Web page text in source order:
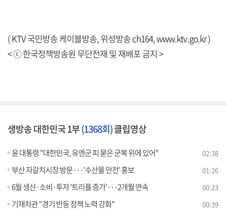
( KTV 국민방송 케이블방송, 위성방송 ch164,www.ktv.go.kr)
< ⓒ 한국정책방송원 무단전재 및 재배포 금지 >
생방송 대한민국 1부(1368회)클립영상
윤 대통령 "대한민국, 유엔군 피 묻은 군복 위에 있어" 02:38
부산 자갈치시장 방문···'수산물 안전' 홍보 01:26
6월 생산·소비·투자 '트리플 증가'···2개월 연속 00:23
기재차관 "경기 반등 정책 노력 강화" 00:39